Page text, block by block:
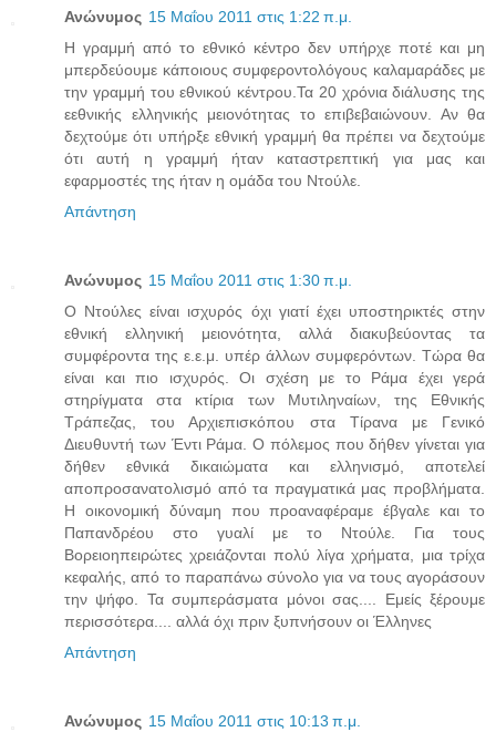
Ανώνυμος 15 Μαΐου 2011 στις 1:22 π.μ.
Η γραμμή από το εθνικό κέντρο δεν υπήρχε ποτέ και μη
μπερδεύουμε κάποιους συμφεροντολόγους καλαμαράδες με
την γραμμή του εθνικού κέντρου.Τα 20 χρόνια διάλυσης της
εεθνικής ελληνικής μειονότητας το επιβεβαιώνουν. Αν θα
δεχτούμε ότι υπήρξε εθνική γραμμή θα πρέπει να δεχτούμε
ότι αυτή η γραμμή ήταν καταστρεπτική για μας και
εφαρμοστές της ήταν η ομάδα του Ντούλε.
Απάντηση
Ανώνυμος 15 Μαΐου 2011 στις 1:30 π.μ.
Ο Ντούλες είναι ισχυρός όχι γιατί έχει υποστηρικτές στην
εθνική ελληνική μειονότητα, αλλά διακυβεύοντας τα
συμφέροντα της ε.ε.μ. υπέρ άλλων συμφερόντων. Τώρα θα
είναι και πιο ισχυρός. Οι σχέση με το Ράμα έχει γερά
στηρίγματα στα κτίρια των Μυτιληναίων, της Εθνικής
Τράπεζας, του Αρχιεπισκόπου στα Τίρανα με Γενικό
Διευθυντή των Έντι Ράμα. Ο πόλεμος που δήθεν γίνεται για
δήθεν εθνικά δικαιώματα και ελληνισμό, αποτελεί
αποπροσανατολισμό από τα πραγματικά μας προβλήματα.
Η οικονομική δύναμη που προαναφέραμε έβγαλε και το
Παπανδρέου στο γυαλί με το Ντούλε. Για τους
Βορειοηπειρώτες χρειάζονται πολύ λίγα χρήματα, μια τρίχα
κεφαλής, από το παραπάνω σύνολο για να τους αγοράσουν
την ψήφο. Τα συμπεράσματα μόνοι σας.... Εμείς ξέρουμε
περισσότερα.... αλλά όχι πριν ξυπνήσουν οι Έλληνες
Απάντηση
Ανώνυμος 15 Μαΐου 2011 στις 10:13 π.μ.